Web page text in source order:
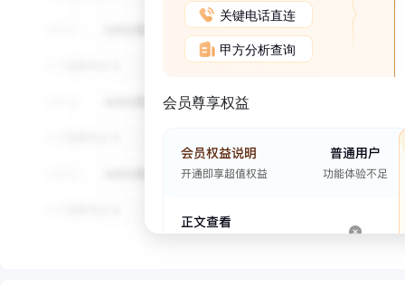
关键电话直连
甲方分析查询
会员尊享权益